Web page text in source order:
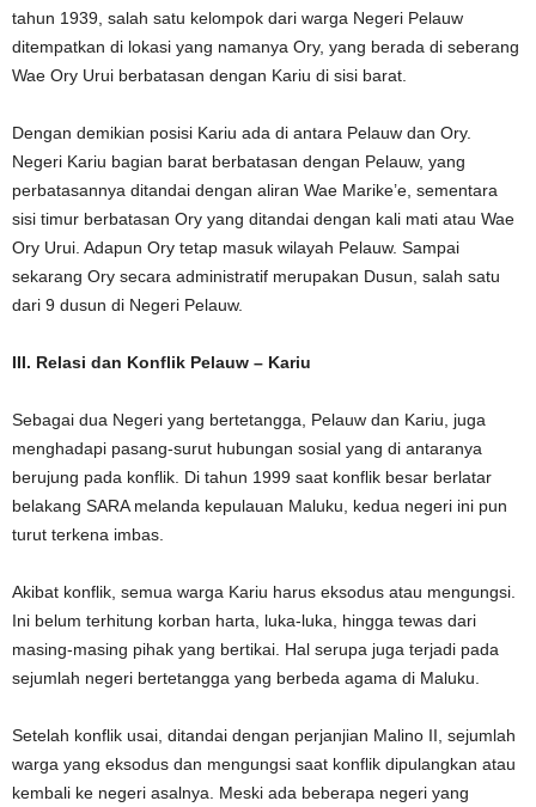
tahun 1939, salah satu kelompok dari warga Negeri Pelauw
ditempatkan di lokasi yang namanya Ory, yang berada di seberang
Wae Ory Urui berbatasan dengan Kariu di sisi barat.
Dengan demikian posisi Kariu ada di antara Pelauw dan Ory.
Negeri Kariu bagian barat berbatasan dengan Pelauw, yang
perbatasannya ditandai dengan aliran Wae Marike’e, sementara
sisi timur berbatasan Ory yang ditandai dengan kali mati atau Wae
Ory Urui. Adapun Ory tetap masuk wilayah Pelauw. Sampai
sekarang Ory secara administratif merupakan Dusun, salah satu
dari 9 dusun di Negeri Pelauw.
III. Relasi dan Konflik Pelauw – Kariu
Sebagai dua Negeri yang bertetangga, Pelauw dan Kariu, juga
menghadapi pasang-surut hubungan sosial yang di antaranya
berujung pada konflik. Di tahun 1999 saat konflik besar berlatar
belakang SARA melanda kepulauan Maluku, kedua negeri ini pun
turut terkena imbas.
Akibat konflik, semua warga Kariu harus eksodus atau mengungsi.
Ini belum terhitung korban harta, luka-luka, hingga tewas dari
masing-masing pihak yang bertikai. Hal serupa juga terjadi pada
sejumlah negeri bertetangga yang berbeda agama di Maluku.
Setelah konflik usai, ditandai dengan perjanjian Malino II, sejumlah
warga yang eksodus dan mengungsi saat konflik dipulangkan atau
kembali ke negeri asalnya. Meski ada beberapa negeri yang